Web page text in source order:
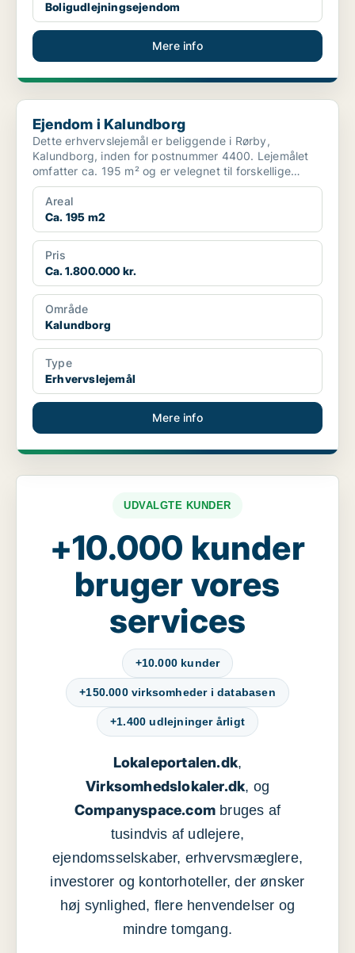
Boligudlejningsejendom
Mere info
Ejendom i Kalundborg
Ejendom i Kalundborg
Dette erhvervslejemål er beliggende i Rørby,
Kalundborg, inden for postnummer 4400. Lejemålet
omfatter ca. 195 m² og er velegnet til forskellige
erhvervsform...
Areal
Ca. 195 m2
Pris
Ca. 1.800.000 kr.
Område
Kalundborg
Type
Erhvervslejemål
Mere info
UDVALGTE KUNDER
+10.000 kunder
bruger vores
services
+10.000 kunder
+150.000 virksomheder i databasen
+1.400 udlejninger årligt
Lokaleportalen.dk,
Virksomhedslokaler.dk, og
Companyspace.com bruges af
tusindvis af udlejere,
ejendomsselskaber, erhvervsmæglere,
investorer og kontorhoteller, der ønsker
høj synlighed, flere henvendelser og
mindre tomgang.